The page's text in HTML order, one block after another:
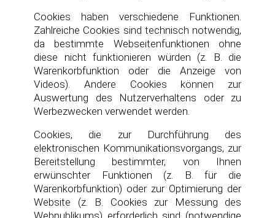
Cookies haben verschiedene Funktionen.
Zahlreiche Cookies sind technisch notwendig,
da bestimmte Webseitenfunktionen ohne
diese nicht funktionieren würden (z. B. die
Warenkorbfunktion oder die Anzeige von
Videos). Andere Cookies können zur
Auswertung des Nutzerverhaltens oder zu
Werbezwecken verwendet werden.
Cookies, die zur Durchführung des
elektronischen Kommunikationsvorgangs, zur
Bereitstellung bestimmter, von Ihnen
erwünschter Funktionen (z. B. für die
Warenkorbfunktion) oder zur Optimierung der
Website (z. B. Cookies zur Messung des
Webpublikums) erforderlich sind (notwendige